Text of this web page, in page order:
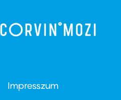
Footer
Impresszum